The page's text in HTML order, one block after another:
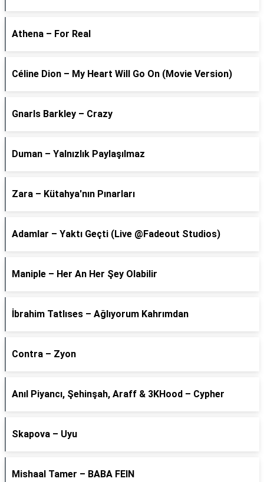
Athena – For Real
Céline Dion – My Heart Will Go On (Movie Version)
Gnarls Barkley – Crazy
Duman – Yalnızlık Paylaşılmaz
Zara – Kütahya'nın Pınarları
Adamlar – Yaktı Geçti (Live @Fadeout Studios)
Maniple – Her An Her Şey Olabilir
İbrahim Tatlıses – Ağlıyorum Kahrımdan
Contra – Zyon
Anıl Piyancı, Şehinşah, Araff & 3KHood – Cypher
Skapova – Uyu
Mishaal Tamer – BABA FEIN